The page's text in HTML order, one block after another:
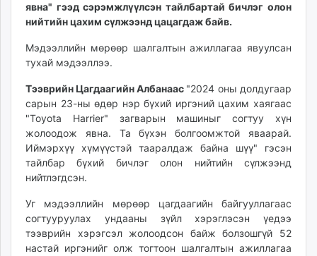
zuv.mn
mminfo.mn
ugluu.mn
urlag.mn
asu.mn
shudarga.mn
shuurhai.mn
unuudur.mn
isee.mn
mglradio.com
fact.mn
itoim.mn
tumen.mn
явна" гээд сэрэмжлүүлсэн тайлбартай бичлэг олон
нийтийн цахим сүлжээнд цацагдаж байв.
Мэдээллийн мөрөөр шалгалтын ажиллагаа явуулсан
тухай мэдээллээ.
Тээврийн Цагдаагийн Албанаас "2024 оны долдугаар
сарын 23-ны өдөр нэр бүхий иргэний цахим хаягаас
"Toyota Harrier" загварын машиныг согтуу хүн
жолоодож явна. Та бүхэн болгоомжтой яваарай.
Иймэрхүү хүмүүстэй тааралдаж байна шүү" гэсэн
тайлбар бүхий бичлэг олон нийтийн сүлжээнд
нийтлэгдсэн.
Уг мэдээллийн мөрөөр цагдаагийн байгууллагаас
согтууруулах ундааны зүйл хэрэглэсэн үедээ
тээврийн хэрэгсэл жолоодсон байж болзошгүй 52
настай иргэнийг олж тогтоон шалгалтын ажиллагаа